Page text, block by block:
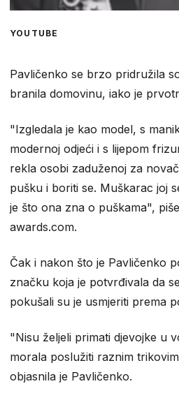
YOUTUBE
Pavličenko se brzo pridružila
branila domovinu, iako je
"Izgledala je kao model, s
modernoj odjeći i s lijepom
rekla osobi zaduženoj za
pušku i boriti se. Muškarac joj
je što ona zna o puškama",
awards.com.
Čak i nakon što je Pavličenko
značku koja je potvrđivala da
pokušali su je usmjeriti prema
"Nisu željeli primati djevojke u
morala poslužiti raznim
objasnila je Pavličenko.